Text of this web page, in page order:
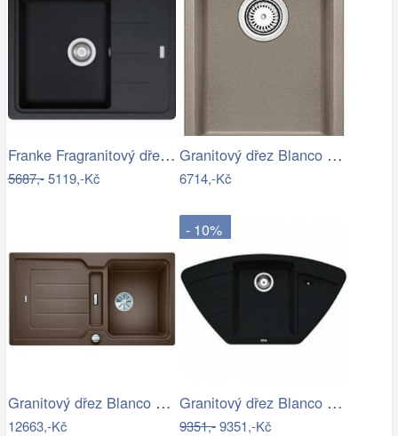
Franke Fragranitový dřez BFG 611-62,…
5687,-5119,-Kč
Granitový dřez Blanco SUBLINE 320-U…
6714,-Kč
Granitový dřez Blanco CLASSIC Neo 5 S…
12663,-Kč
- 10%
Granitový dřez Blanco ZIA 9 E antracit…
9351,-9351,-Kč